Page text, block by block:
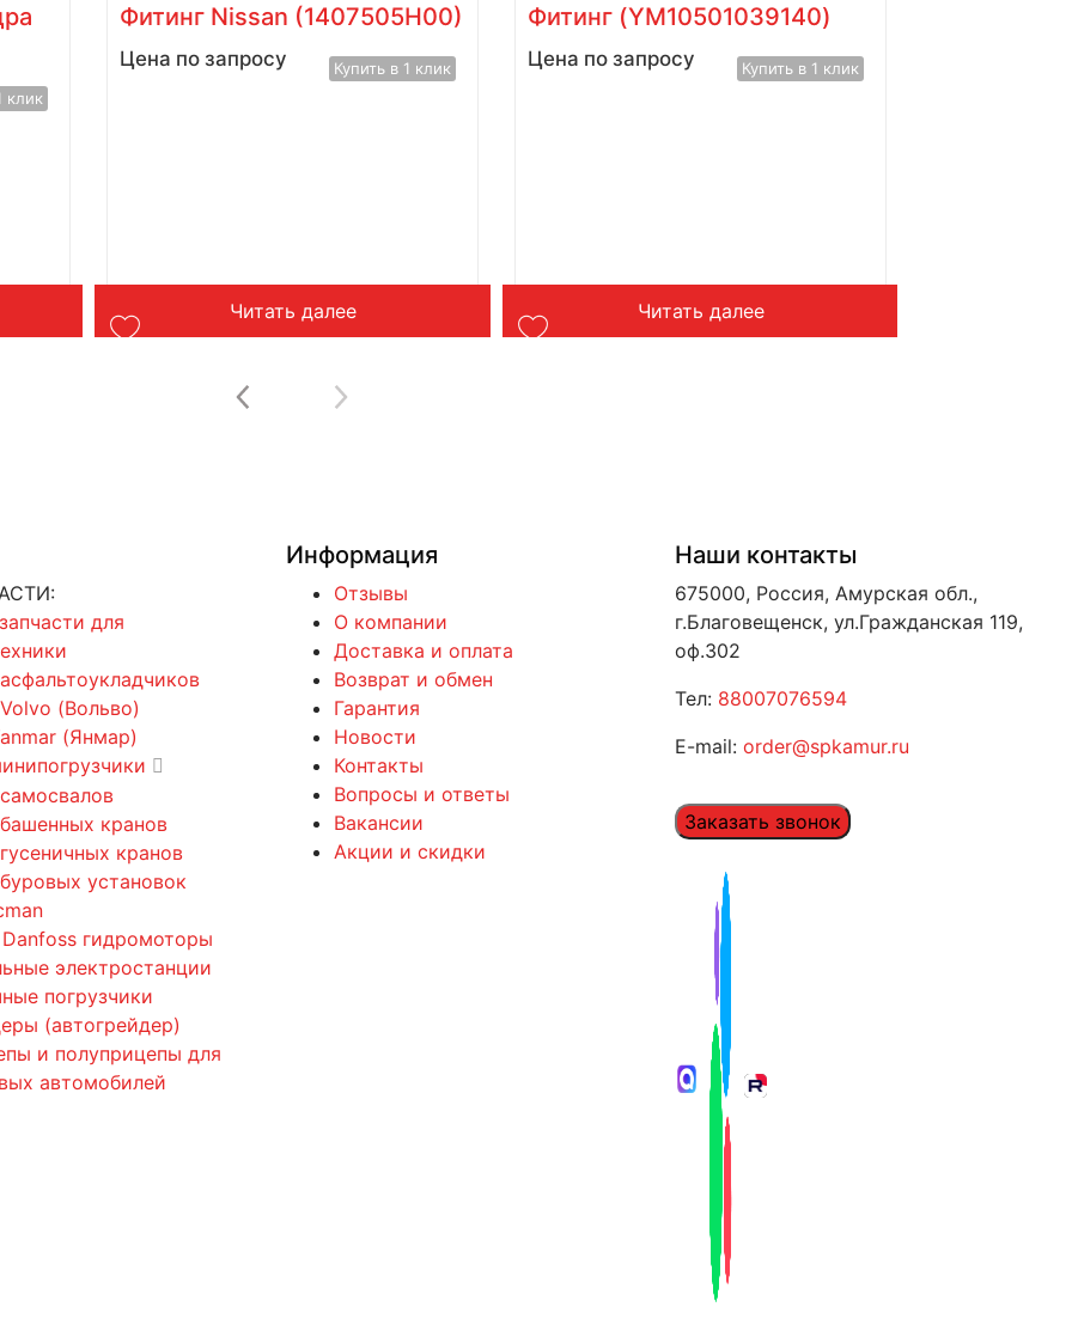
клик
Фитинг Nissan (1407505H00)
Цена по запросу Купить в 1 клик
Читать далее
Фитинг (YM10501039140)
Цена по запросу Купить в 1 клик
Читать далее
для
(Вольво)
(Янмар)
кранов
кранов
установок
Danfoss гидромоторы
электростанции
погрузчики
(автогрейдер)
и полуприцепы для
автомобилей
Информация
Отзывы
О компании
Доставка и оплата
Возврат и обмен
Гарантия
Новости
Контакты
Вопросы и ответы
Вакансии
Акции и скидки
Наши контакты
675000, Россия, Амурская обл.,
г.Благовещенск, ул.Гражданская 119,
оф.302
Тел: 88007076594
E-mail: order@spkamur.ru
Заказать звонок